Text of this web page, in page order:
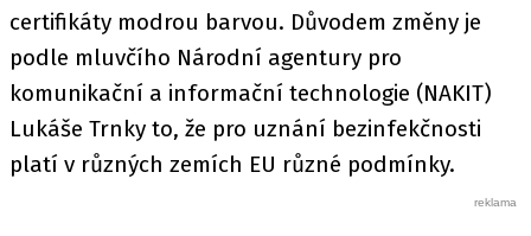
certifikáty modrou barvou. Důvodem změny je
podle mluvčího Národní agentury pro
komunikační a informační technologie (NAKIT)
Lukáše Trnky to, že pro uznání bezinfekčnosti
platí v různých zemích EU různé podmínky.